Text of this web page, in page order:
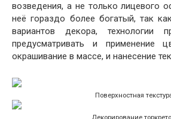
возведения, а не только лицевого
неё гораздо более богатый, так
вариантов декора, технологии
предусматривать и применение
окрашивание в массе, и нанесение
Поверхностная